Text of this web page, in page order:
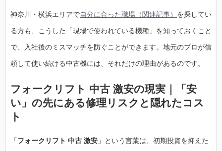
神奈川・横浜エリアで自分に合った職場（関連記事） を探してい
る方も、こうした「現場で使われている機種」を知っておくこと
で、入社後のミスマッチを防ぐことができます。地元のプロが信
頼して使い続ける中古機には、それだけの理由があるのです。
フォークリフト 中古 激安の現実｜「安
い」の先にある修理リスクと隠れたコス
ト
「フォークリフト 中古 激安 」という言葉は、初期投資を抑えた